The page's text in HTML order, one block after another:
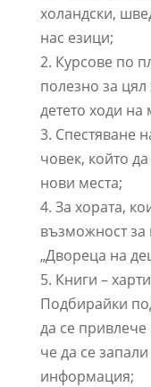
холандски,
нас езици;
2. Курсове по
полезно за
детето ходи
3. Спестяване
човек, който
нови места;
4. За хората,
възможност
„Двореца на
5. Книги –
Подбирайки
да се привлече
че да се
информация;